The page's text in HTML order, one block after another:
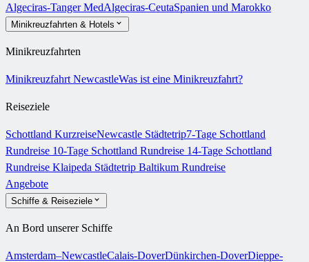
Algeciras-Tanger MedAlgeciras-CeutaSpanien und Marokko
Minikreuzfahrten & Hotels
Minikreuzfahrten
Minikreuzfahrt NewcastleWas ist eine Minikreuzfahrt?
Reiseziele
Schottland KurzreiseNewcastle Städtetrip7-Tage Schottland
Rundreise 10-Tage Schottland Rundreise 14-Tage Schottland
Rundreise Klaipeda Städtetrip Baltikum Rundreise
Angebote
Schiffe & Reiseziele
An Bord unserer Schiffe
Amsterdam–NewcastleCalais-DoverDünkirchen-DoverDieppe-